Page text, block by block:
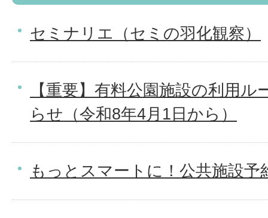
セミナリエ（セミの羽化観察）
【重要】有料公園施設の利用
らせ（令和8年4月1日から）
もっとスマートに！公共施設予